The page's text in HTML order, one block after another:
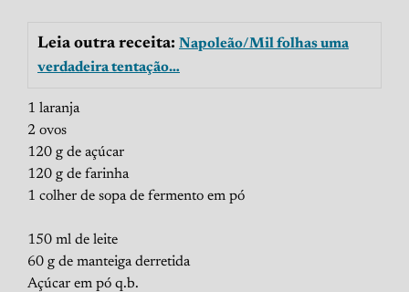
Leia outra receita: Napoleão/Mil folhas uma
verdadeira tentação…
1 laranja
2 ovos
120 g de açúcar
120 g de farinha
1 colher de sopa de fermento em pó
150 ml de leite
60 g de manteiga derretida
Açúcar em pó q.b.